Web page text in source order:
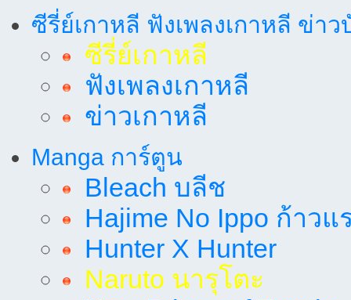
ซีรี่ย์เกาหลี ฟังเพลงเกาหลี ข่าว
ซีรี่ย์เกาหลี
ฟังเพลงเกาหลี
ข่าวเกาหลี
Manga การ์ตูน
Bleach บลีช
Hajime No Ippo ก้าวแ
Hunter X Hunter
Naruto นารุโตะ